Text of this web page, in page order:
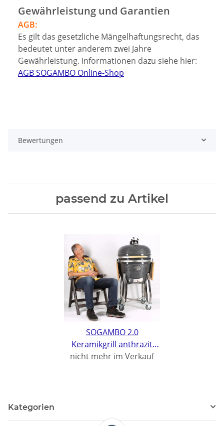
Gewährleistung und Garantien
AGB:
Es gilt das gesetzliche Mängelhaftungsrecht, das
bedeutet unter anderem zwei Jahre
Gewährleistung. Informationen dazu siehe hier:
AGB SOGAMBO Online-Shop
Bewertungen
passend zu Artikel
SOGAMBO 2.0
Keramikgrill anthrazit
Ø24zoll
nicht mehr im Verkauf
Kategorien